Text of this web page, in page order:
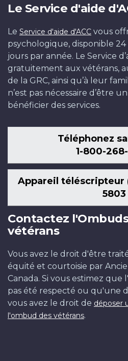
Le Service d'aide
Le Service d'aide d'ACC vous
psychologique, disponible
jours par année. Le Service
gratuitement aux vétérans,
de la GRC, ainsi qu’à leur
n’est pas nécessaire d’être
bénéficier des services.
Téléphonez
1-800-
Appareil téléscripteur
5803
Contactez
vétérans
Vous avez le droit d'être
équité et courtoisie par
Canada. Si vous estimez que
pas été respecté ou qu'une
vous avez le droit de déposer
l'ombud des vétérans.